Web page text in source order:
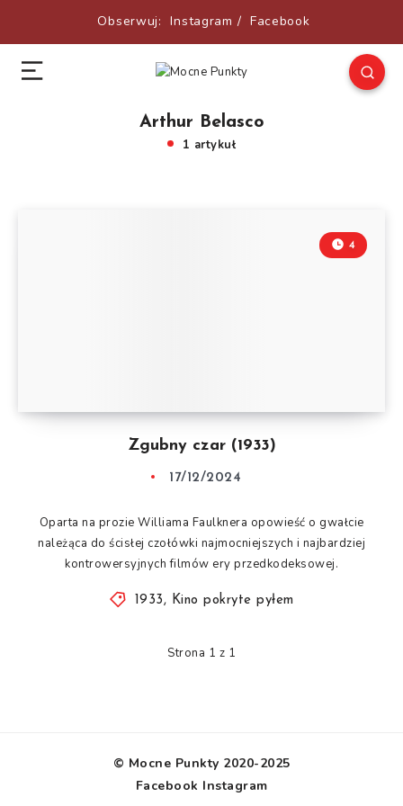
Obserwuj: Instagram / Facebook
Arthur Belasco
1 artykuł
Zgubny czar (1933)
4
17/12/2024
Oparta na prozie Williama Faulknera opowieść o gwałcie
należąca do ścisłej czołówki najmocniejszych i najbardziej
kontrowersyjnych filmów ery przedkodeksowej.
1933, Kino pokryte pyłem
Strona 1 z 1
© Mocne Punkty 2020-2025
Facebook Instagram